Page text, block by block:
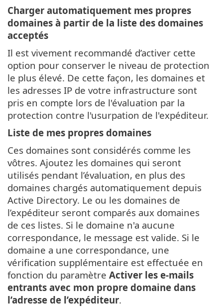
Charger automatiquement mes propres
domaines à partir de la liste des domaines
acceptés
Il est vivement recommandé d’activer cette
option pour conserver le niveau de protection
le plus élevé. De cette façon, les domaines et
les adresses IP de votre infrastructure sont
pris en compte lors de l'évaluation par la
protection contre l'usurpation de l'expéditeur.
Liste de mes propres domaines
Ces domaines sont considérés comme les
vôtres. Ajoutez les domaines qui seront
utilisés pendant l’évaluation, en plus des
domaines chargés automatiquement depuis
Active Directory. Le ou les domaines de
l’expéditeur seront comparés aux domaines
de ces listes. Si le domaine n'a aucune
correspondance, le message est valide. Si le
domaine a une correspondance, une
vérification supplémentaire est effectuée en
fonction du paramètre Activer les e-mails
entrants avec mon propre domaine dans
l’adresse de l’expéditeur.